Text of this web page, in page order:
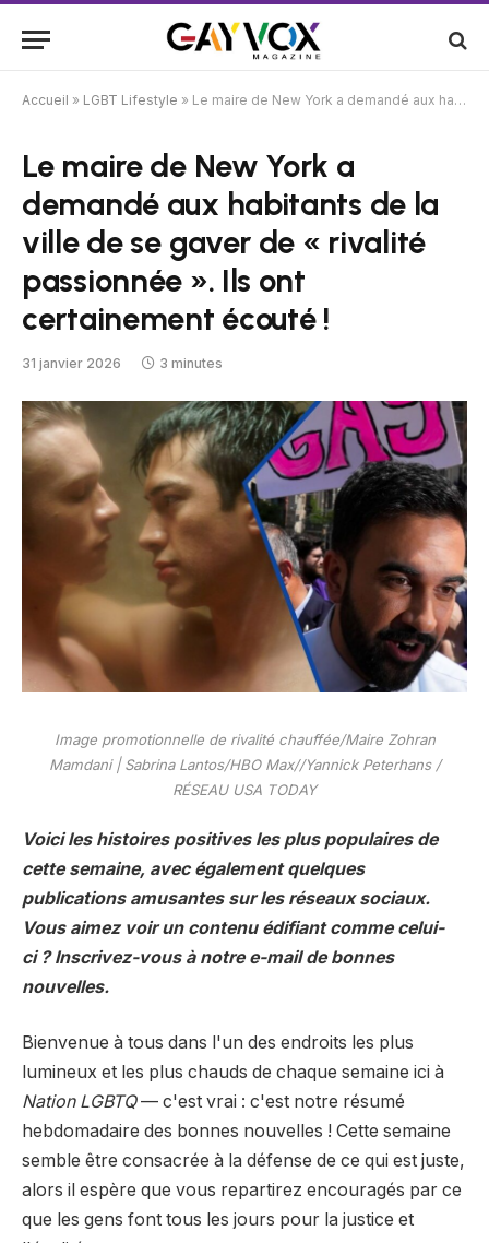
Accueil » LGBT Lifestyle » Le maire de New York a demandé aux habitants de la ville de se gaver de « rivalité passionnée ». Ils ont certainement écouté !
Le maire de New York a
demandé aux habitants de la
ville de se gaver de « rivalité
passionnée ». Ils ont
certainement écouté !
31 janvier 2026 3 minutes
Image promotionnelle de rivalité chauffée/Maire Zohran
Mamdani | Sabrina Lantos/HBO Max//Yannick Peterhans /
RÉSEAU USA TODAY
Voici les histoires positives les plus populaires de
cette semaine, avec également quelques
publications amusantes sur les réseaux sociaux.
Vous aimez voir un contenu édifiant comme celui-
ci ?Inscrivez-vous à notre e-mail de bonnes
nouvelles.
Bienvenue à tous dans l'un des endroits les plus
lumineux et les plus chauds de chaque semaine ici à
Nation LGBTQ— c'est vrai : c'est notre résumé
hebdomadaire des bonnes nouvelles ! Cette semaine
semble être consacrée à la défense de ce qui est juste,
alors il espère que vous repartirez encouragés par ce
que les gens font tous les jours pour la justice et